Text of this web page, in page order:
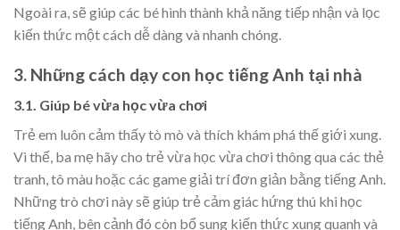
Ngoài ra, sẽ giúp các bé hình thành khả năng tiếp nhận và lọc
kiến thức một cách dễ dàng và nhanh chóng.
3. Những cách dạy con học tiếng Anh tại nhà
3.1. Giúp bé vừa học vừa chơi
Trẻ em luôn cảm thấy tò mò và thích khám phá thế giới xung.
Vì thế, ba mẹ hãy cho trẻ vừa học vừa chơi thông qua các thẻ
tranh, tô màu hoặc các game giải trí đơn giản bằng tiếng Anh.
Những trò chơi này sẽ giúp trẻ cảm giác hứng thú khi học
tiếng Anh, bên cảnh đó còn bổ sung kiến thức xung quanh và